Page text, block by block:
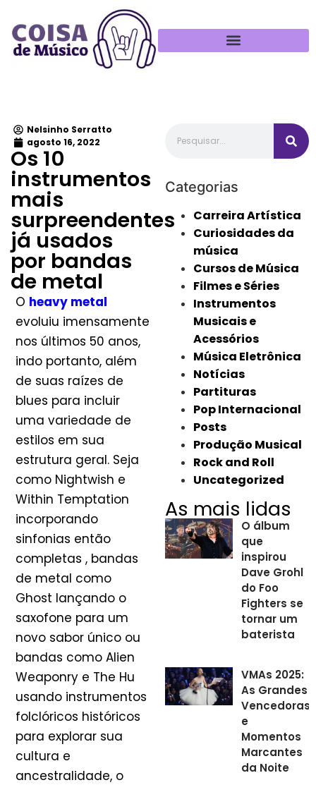
Nelsinho Serratto
agosto 16, 2022
Os 10
instrumentos
mais
surpreendentes
já usados ​​
por bandas
de metal
O heavy metal
evoluiu imensamente
nos últimos 50 anos,
indo portanto, além
de suas raízes de
blues para incluir
uma variedade de
estilos em sua
estrutura geral. Seja
como Nightwish e
Within Temptation
incorporando
sinfonias então
completas , bandas
de metal como
Ghost lançando o
saxofone para um
novo sabor único ou
bandas como Alien
Weaponry e The Hu
usando instrumentos
folclóricos históricos
para explorar sua
cultura e
ancestralidade, o
Categorias
Carreira Artística
Curiosidades da
música
Cursos de Música
Filmes e Séries
Instrumentos
Musicais e
Acessórios
Música Eletrônica
Notícias
Partituras
Pop Internacional
Posts
Produção Musical
Rock and Roll
Uncategorized
As mais lidas
O álbum
que
inspirou
Dave Grohl
do Foo
Fighters se
tornar um
baterista
VMAs 2025:
As Grandes
Vencedoras
e
Momentos
Marcantes
da Noite